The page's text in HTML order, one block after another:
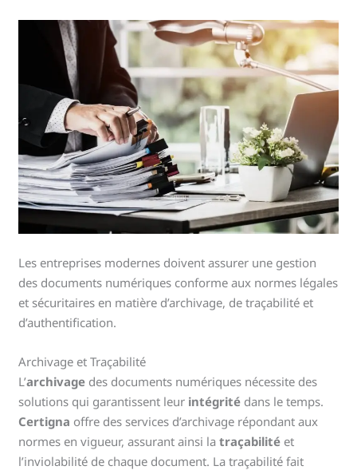
Les entreprises modernes doivent assurer une gestion
des documents numériques conforme aux normes légales
et sécuritaires en matière d’archivage, de traçabilité et
d’authentification.
Archivage et Traçabilité
L’archivage des documents numériques nécessite des
solutions qui garantissent leur intégrité dans le temps.
Certigna offre des services d’archivage répondant aux
normes en vigueur, assurant ainsi latraçabilité et
l’inviolabilité de chaque document. La traçabilité fait